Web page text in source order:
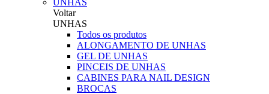
UNHAS
Voltar
UNHAS
Todos os produtos
ALONGAMENTO DE UNHAS
GEL DE UNHAS
PINCEIS DE UNHAS
CABINES PARA NAIL DESIGN
BROCAS